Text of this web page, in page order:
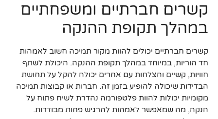
קשרים חברתיים ומשפחתיים
במהלך תקופת ההנקה
קשרים חברתיים יכולים להוות מקור תמיכה חשוב לאמהות
חד הוריות, במיוחד במהלך תקופת ההנקה. היכולת לשתף
חוויות, קשיים והצלחות עם אחרים יכולה להקל על תחושת
הבדידות שיכולה להופיע בזמן זה. חברות או קבוצות תמיכה
מקומיות יכולות להוות פלטפורמה נהדרת לשיח פתוח על
הנקה, מה שמאפשר לאמהות להרגיש פחות מבודדות.